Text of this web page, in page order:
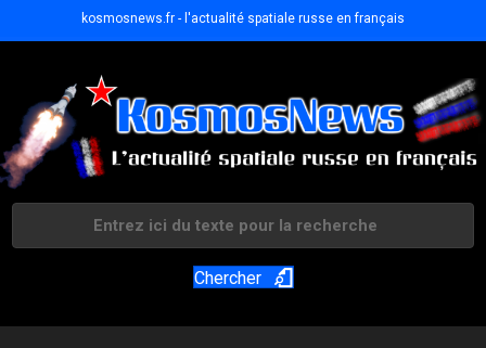
kosmosnews.fr - l'actualité spatiale russe en français
Chercher